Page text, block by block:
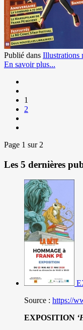
Publié dans Illustrations
En savoir plus...
1
2
Page 1 sur 2
Les 5 dernières
Source : https://
EXPOSITION